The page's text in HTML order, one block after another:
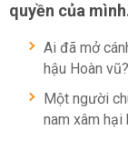
quyền của
Ai đã mở
hậu Hoàn vũ?
Một người
nam xâm hại